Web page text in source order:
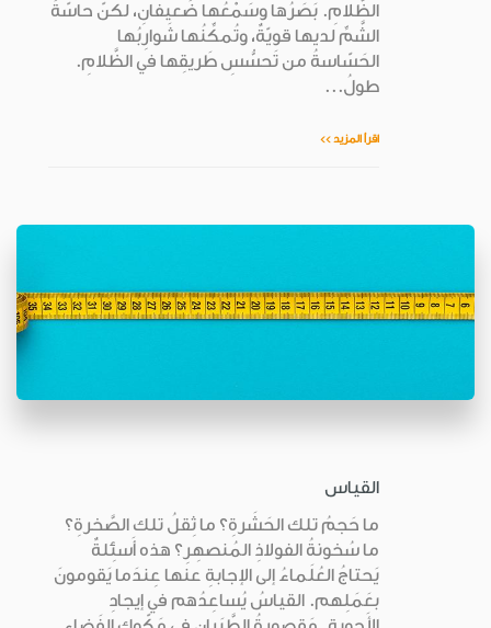
الظَّلامِ. بَصَرُها وسَمْعُها ضَعيفانِ، لكنّ حاسّةَ
الشَّمِّ لديها قويّةٌ، وتُمكِّنُها شَوارِبُها
الحَسّاسةُ من تَحسُّسِ طَريقِها في الظَّلامِ.
طولُ...
اقرأ المزيد >>
القياس
ما حَجمُ تلك الحَشَرةِ؟ ما ثِقلُ تلك الصَّخرةِ؟
ما سُخونةُ الفولاذِ المُنصهِرِ؟ هذه أَسئِلةٌ
يَحتاجُ العُلَماءُ إلى الإجابةِ عنها عِندَما يَقومونَ
بعَمَلِهم. القياسُ يُساعِدُهم في إيجادِ